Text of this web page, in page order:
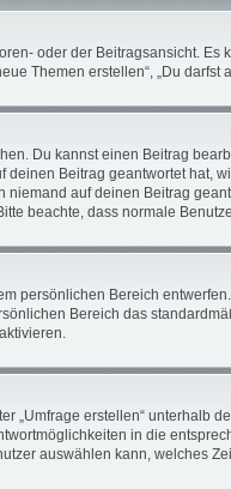
oder der Beitragsansicht.
Themen erstellen“, „Du darfst
Du kannst einen Beitrag
Beitrag geantwortet hat,
auf deinen Beitrag
beachte, dass normale
Bereich
Bereich das
erstellen“ unterhalb
in die
auswählen kann, welches